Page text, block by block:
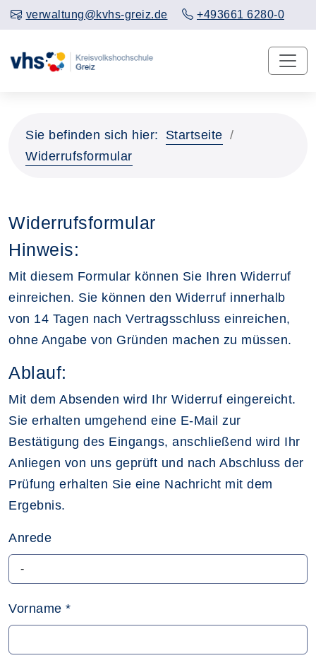
verwaltung@kvhs-greiz.de +493661 6280-0
Sie befinden sich hier:
Startseite
Widerrufsformular
Widerrufsformular
Hinweis:
Mit diesem Formular können Sie Ihren Widerruf
einreichen. Sie können den Widerruf innerhalb
von 14 Tagen nach Vertragsschluss einreichen,
ohne Angabe von Gründen machen zu müssen.
Ablauf:
Mit dem Absenden wird Ihr Widerruf eingereicht.
Sie erhalten umgehend eine E-Mail zur
Bestätigung des Eingangs, anschließend wird Ihr
Anliegen von uns geprüft und nach Abschluss der
Prüfung erhalten Sie eine Nachricht mit dem
Ergebnis.
Anrede
Vorname *